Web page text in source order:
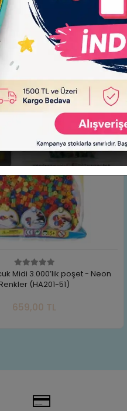
Midi 3.000'lik Poşet - 22 Renk
(HA201-67)
659,00 TL